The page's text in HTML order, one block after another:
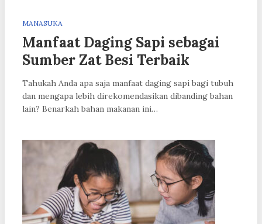
MANASUKA
Manfaat Daging Sapi sebagai
Sumber Zat Besi Terbaik
Tahukah Anda apa saja manfaat daging sapi bagi tubuh
dan mengapa lebih direkomendasikan dibanding bahan
lain? Benarkah bahan makanan ini…